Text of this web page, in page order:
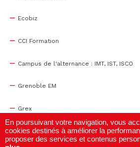
Ecobiz
CCI Formation
Campus de l'alternance : IMT, IST, ISCO
Grenoble EM
Grex
WTC Grenoble
En poursuivant votre navigation, vous
cookies destinés à améliorer la
proposer des services et contenus